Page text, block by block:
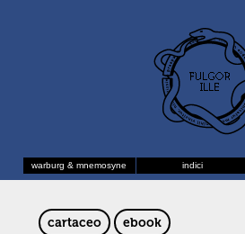
warburg & mnemosyne indici
cartaceo ebook